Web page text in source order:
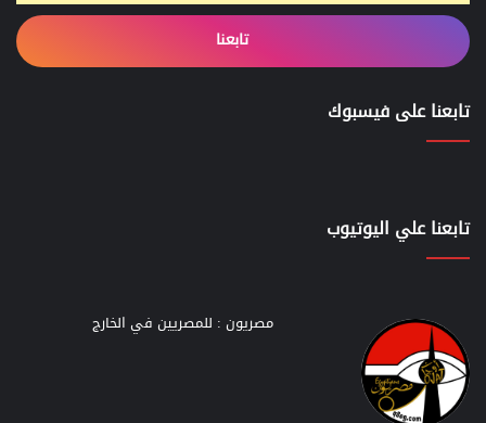
تابعنا
تابعنا على فيسبوك
تابعنا علي اليوتيوب
مصريون : للمصريين في الخارج